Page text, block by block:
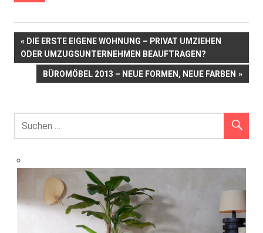
Beitrags-
Navigation
VORHERIGER
BEITRAG:
DIE ERSTE EIGENE WOHNUNG – PRIVAT UMZIEHEN
ODER UMZUGSUNTERNEHMEN BEAUFTRAGEN?
NÄCHSTER
BÜROMÖBEL 2013 – NEUE FORMEN, NEUE FARBEN